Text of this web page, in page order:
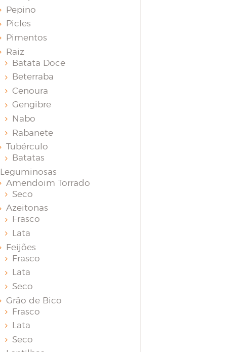
Pepino
Picles
Pimentos
Raiz
Batata Doce
Beterraba
Cenoura
Gengibre
Nabo
Rabanete
Tubérculo
Batatas
Leguminosas
Amendoim Torrado
Seco
Azeitonas
Frasco
Lata
Feijões
Frasco
Lata
Seco
Grão de Bico
Frasco
Lata
Seco